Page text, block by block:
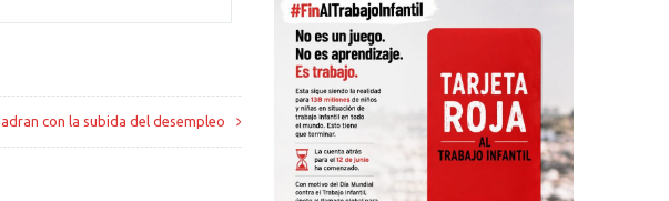
con la subida del desempleo